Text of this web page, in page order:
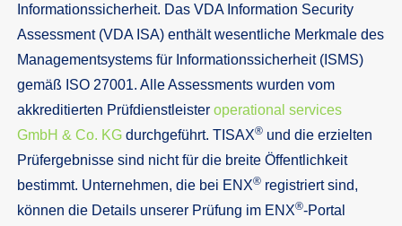
Informationssicherheit. Das VDA Information Security
Assessment (VDA ISA) enthält wesentliche Merkmale des
Managementsystems für Informationssicherheit (ISMS)
gemäß ISO 27001. Alle Assessments wurden vom
akkreditierten Prüfdienstleister operational services
GmbH & Co. KGdurchgeführt. TISAX®und die erzielten
Prüfergebnisse sind nicht für die breite Öffentlichkeit
bestimmt. Unternehmen, die bei ENX®registriert sind,
können die Details unserer Prüfung im ENX®-Portal